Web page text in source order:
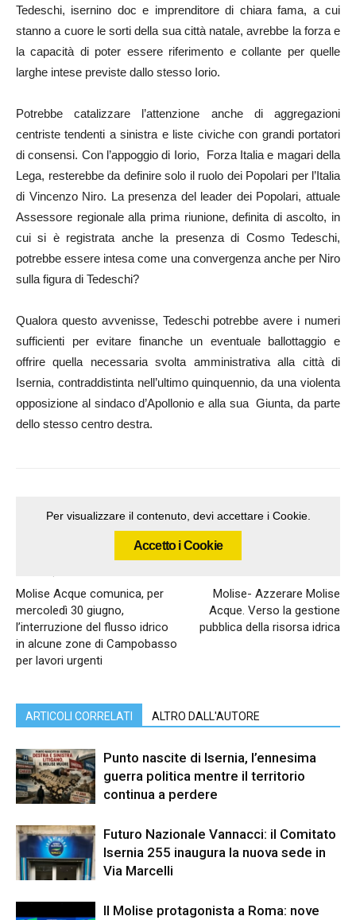
Tedeschi, isernino doc e imprenditore di chiara fama, a cui
stanno a cuore le sorti della sua città natale, avrebbe la forza e
la capacità di poter essere riferimento e collante per quelle
larghe intese previste dallo stesso Iorio.
Potrebbe catalizzare l’attenzione anche di aggregazioni
centriste tendenti a sinistra e liste civiche con grandi portatori
di consensi. Con l’appoggio di Iorio, Forza Italia e magari della
Lega, resterebbe da definire solo il ruolo dei Popolari per l’Italia
di Vincenzo Niro. La presenza del leader dei Popolari, attuale
Assessore regionale alla prima riunione, definita di ascolto, in
cui si è registrata anche la presenza di Cosmo Tedeschi,
potrebbe essere intesa come una convergenza anche per Niro
sulla figura di Tedeschi?
Qualora questo avvenisse, Tedeschi potrebbe avere i numeri
sufficienti per evitare finanche un eventuale ballottaggio e
offrire quella necessaria svolta amministrativa alla città di
Isernia, contraddistinta nell’ultimo quinquennio, da una violenta
opposizione al sindaco d’Apollonio e alla sua Giunta, da parte
dello stesso centro destra.
Per visualizzare il contenuto, devi accettare i Cookie.
Accetto i Cookie
Molise Acque comunica, per
mercoledì 30 giugno,
l’interruzione del flusso idrico
in alcune zone di Campobasso
per lavori urgenti
Molise- Azzerare Molise
Acque. Verso la gestione
pubblica della risorsa idrica
ARTICOLI CORRELATI ALTRO DALL'AUTORE
Punto nascite di Isernia, l’ennesima
guerra politica mentre il territorio
continua a perdere
Futuro Nazionale Vannacci: il Comitato
Isernia 255 inaugura la nuova sede in
Via Marcelli
Il Molise protagonista a Roma: nove